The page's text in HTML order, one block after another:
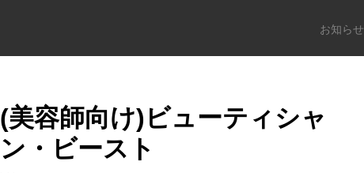
お知らせ
(美容師向け)ビューティシャ
ン・ビースト